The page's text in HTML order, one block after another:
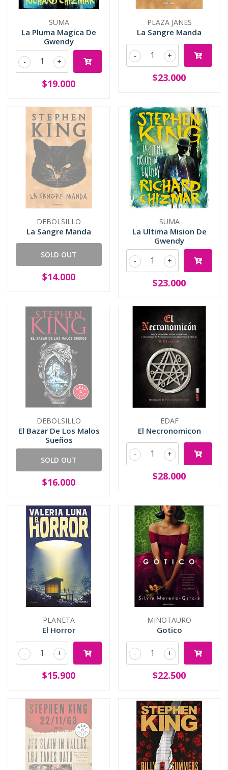
SUMA
La Pluma Magica De
Gwendy
+
-
$19.000
PLAZA JANES
La Sangre Manda
+
-
$23.000
DEBOLSILLO
La Sangre Manda
SOLD OUT
$14.000
SUMA
La Ultima Mision De
Gwendy
+
-
$23.000
DEBOLSILLO
El Bazar De Los Malos
Sueños
SOLD OUT
$16.000
EDAF
El Necronomicon
+
-
$28.000
PLANETA
El Horror
+
-
$15.900
MINOTAURO
Gotico
+
-
$22.500